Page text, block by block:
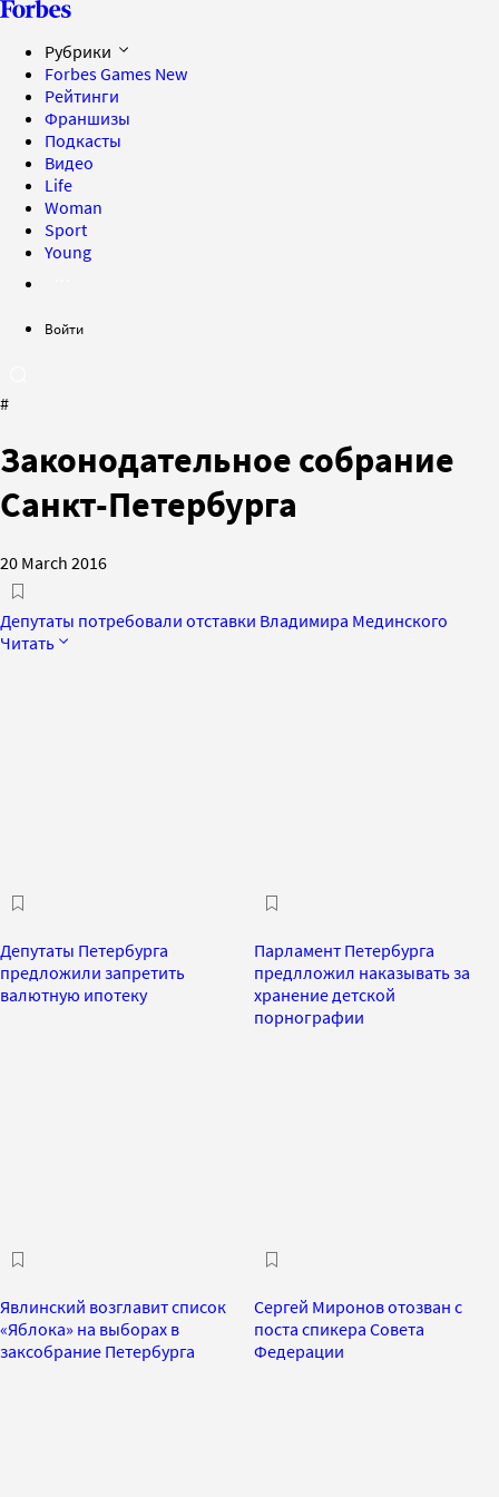
Рубрики
Forbes Games New
Рейтинги
Франшизы
Подкасты
Видео
Life
Woman
Sport
Young
Войти
#
Законодательное собрание
Санкт-Петербурга
20 March 2016
Депутаты потребовали отставки Владимира Мединского
Читать
Депутаты Петербурга
предложили запретить
валютную ипотеку
Парламент Петербурга
предлложил наказывать за
хранение детской
порнографии
Явлинский возглавит список
«Яблока» на выборах в
заксобрание Петербурга
Сергей Миронов отозван с
поста спикера Совета
Федерации